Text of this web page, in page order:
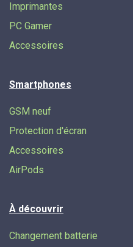
Imprimantes
PC Gamer
Accessoires
Smartphones
GSM neuf
Protection d'écran
Accessoires
AirPods
À découvrir
Changement batterie